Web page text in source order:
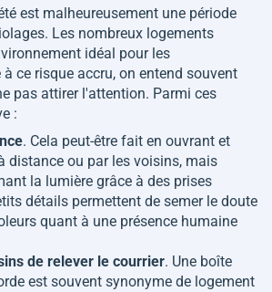
est malheureusement une période
Les nombreux logements
idéal pour les
ce risque accru, on entend souvent
pas attirer l'attention. Parmi ces
:
. Cela peut-être fait en ouvrant et
distance ou par les voisins, mais
la lumière grâce à des prises
détails permettent de semer le doute
quant à une présence humaine
de relever le courrier. Une boîte
est souvent synonyme de logement